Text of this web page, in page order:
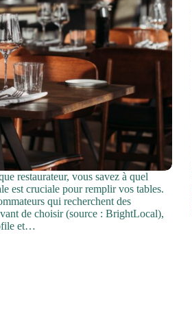
restaurateur, vous savez à quel
est cruciale pour remplir vos tables.
qui recherchent des
de choisir (source : BrightLocal),
et…